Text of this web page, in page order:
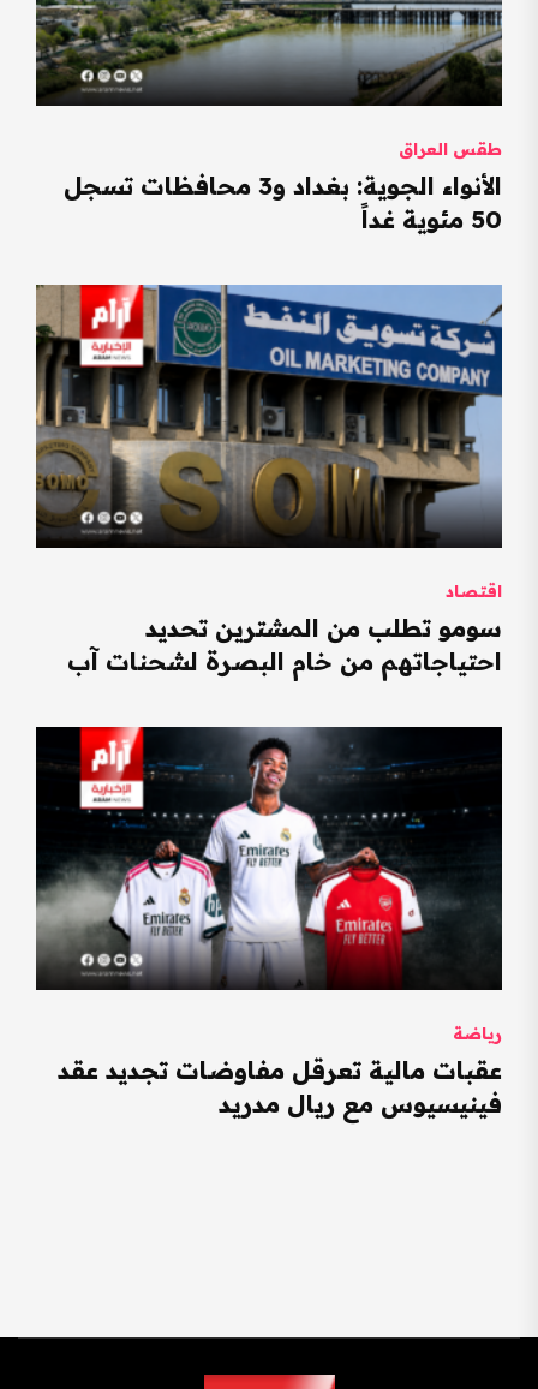
طقس العراق
الأنواء الجوية: بغداد و3 محافظات تسجل
50 مئوية غداً
اقتصاد
سومو تطلب من المشترين تحديد
احتياجاتهم من خام البصرة لشحنات آب
رياضة
عقبات مالية تعرقل مفاوضات تجديد عقد
فينيسيوس مع ريال مدريد